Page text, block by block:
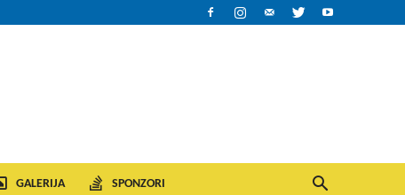
GALERIJA SPONZORI